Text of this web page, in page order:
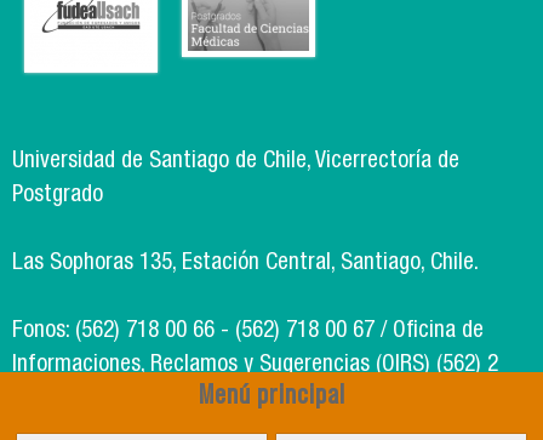
Menú principal
Universidad de Santiago de Chile, Vicerrectoría de
Postgrado
Las Sophoras 135, Estación Central, Santiago, Chile.
Fonos: (562) 718 00 66 - (562) 718 00 67 / Oficina de
Informaciones, Reclamos y Sugerencias (OIRS) (562) 2